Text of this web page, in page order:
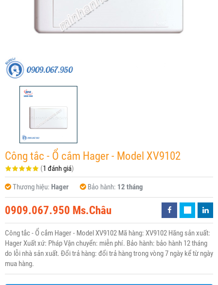
Công tắc - Ổ cắm Hager - Model XV9102
(1 đánh giá)
Thương hiệu: Hager Bảo hành: 12 tháng
0909.067.950 Ms.Châu
Công tắc - Ổ cắm Hager - Model XV9102 Mã hàng: XV9102 Hãng sản xuất:
Hager Xuất xứ: Pháp Vận chuyển: miễn phí. Bảo hành: bảo hành 12 tháng
do lỗi nhà sản xuất. Đổi trả hàng: đổi trả hàng trong vòng 7 ngày kể từ ngày
mua hàng.